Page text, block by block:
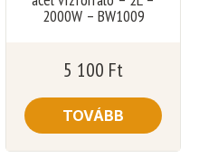
2000W – BW1009
5 100 Ft
TOVÁBB